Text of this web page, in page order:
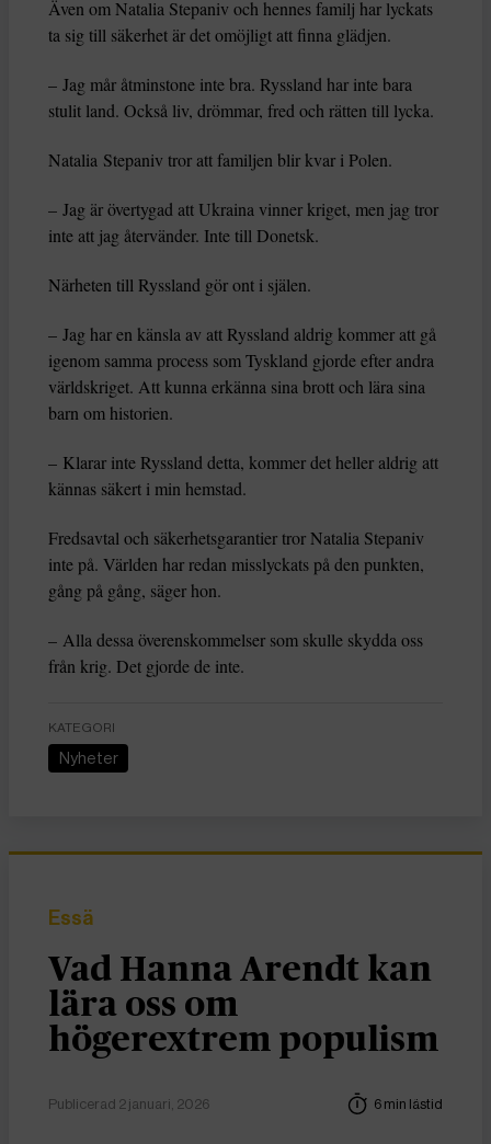
Även om Natalia Stepaniv och hennes familj har lyckats
ta sig till säkerhet är det omöjligt att finna glädjen.
– Jag mår åtminstone inte bra. Ryssland har inte bara
stulit land. Också liv, drömmar, fred och rätten till lycka.
Natalia Stepaniv tror att familjen blir kvar i Polen.
– Jag är övertygad att Ukraina vinner kriget, men jag tror
inte att jag återvänder. Inte till Donetsk.
Närheten till Ryssland gör ont i själen.
– Jag har en känsla av att Ryssland aldrig kommer att gå
igenom samma process som Tyskland gjorde efter andra
världskriget. Att kunna erkänna sina brott och lära sina
barn om historien.
– Klarar inte Ryssland detta, kommer det heller aldrig att
kännas säkert i min hemstad.
Fredsavtal och säkerhetsgarantier tror Natalia Stepaniv
inte på. Världen har redan misslyckats på den punkten,
gång på gång, säger hon.
– Alla dessa överenskommelser som skulle skydda oss
från krig. Det gjorde de inte.
KATEGORI
Nyheter
Essä
Vad Hanna Arendt kan
lära oss om
högerextrem populism
Publicerad 2 januari, 2026 6 min lästid